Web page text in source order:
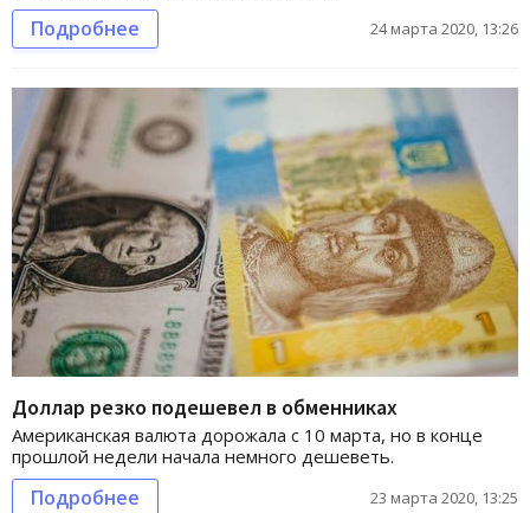
Подробнее 24 марта 2020, 13:26
Доллар резко подешевел в обменниках
Американская валюта дорожала с 10 марта, но в конце
прошлой недели начала немного дешеветь.
Подробнее 23 марта 2020, 13:25